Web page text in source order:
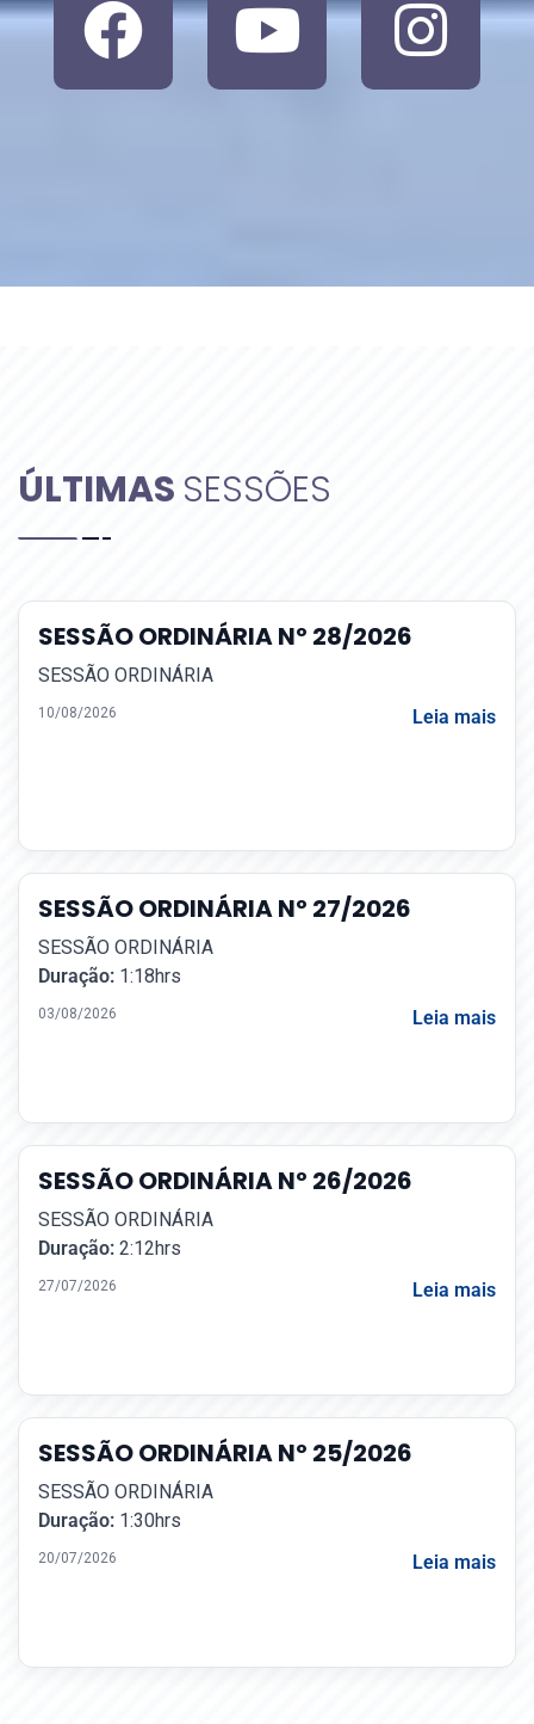
ÚLTIMAS SESSÕES
SESSÃO ORDINÁRIA Nº 28/2026
SESSÃO ORDINÁRIA
10/08/2026 Leia mais
SESSÃO ORDINÁRIA Nº 27/2026
SESSÃO ORDINÁRIA
Duração: 1:18hrs
03/08/2026 Leia mais
SESSÃO ORDINÁRIA Nº 26/2026
SESSÃO ORDINÁRIA
Duração: 2:12hrs
27/07/2026 Leia mais
SESSÃO ORDINÁRIA Nº 25/2026
SESSÃO ORDINÁRIA
Duração: 1:30hrs
20/07/2026 Leia mais